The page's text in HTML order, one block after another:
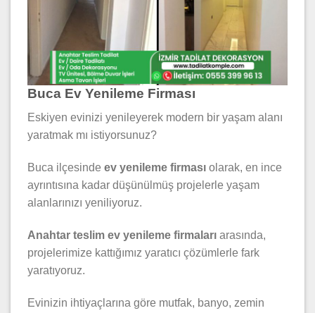
Buca Ev Yenileme Firması
Eskiyen evinizi yenileyerek modern bir yaşam alanı
yaratmak mı istiyorsunuz?
Buca ilçesinde ev yenileme firması olarak, en ince
ayrıntısına kadar düşünülmüş projelerle yaşam
alanlarınızı yeniliyoruz.
Anahtar teslim ev yenileme firmaları arasında,
projelerimize kattığımız yaratıcı çözümlerle fark
yaratıyoruz.
Evinizin ihtiyaçlarına göre mutfak, banyo, zemin